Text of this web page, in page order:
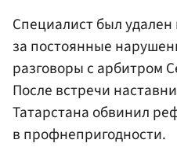
Специалист был
за постоянные
разговоры с арбитром
После встречи
Татарстана обвинил
в профнепригодности.